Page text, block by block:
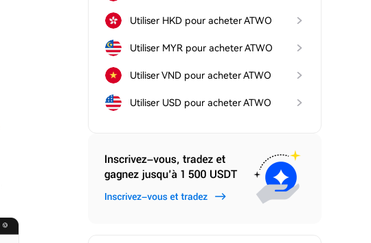
Utiliser HKD pour acheter ATWO
Utiliser MYR pour acheter ATWO
Utiliser VND pour acheter ATWO
Utiliser USD pour acheter ATWO